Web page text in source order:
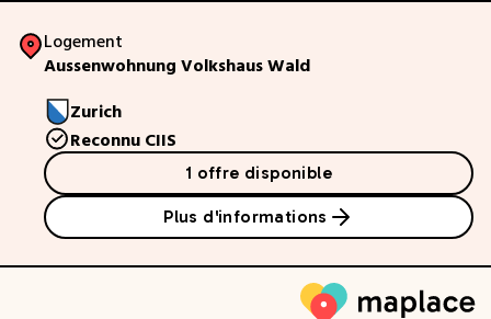
Logement
Aussenwohnung Volkshaus Wald
Zurich
Reconnu CIIS
1 offre disponible
Plus d'informations